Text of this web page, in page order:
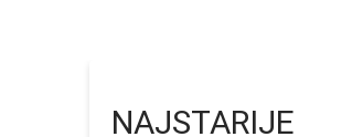
NAJSTARIJE